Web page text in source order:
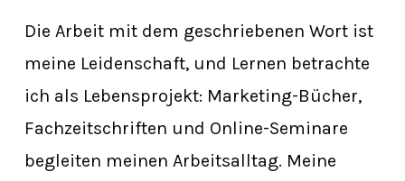
Die Arbeit mit dem geschriebenen Wort ist
meine Leidenschaft, und Lernen betrachte
ich als Lebensprojekt: Marketing-Bücher,
Fachzeitschriften und Online-Seminare
begleiten meinen Arbeitsalltag. Meine